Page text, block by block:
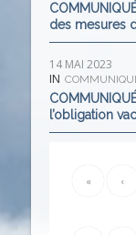
des mesures
14 MAI 2023
IN
l’obligation
« ‹